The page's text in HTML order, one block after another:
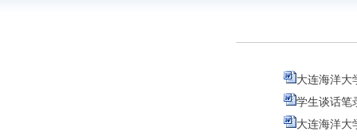
大连海洋大
学生谈话笔
大连海洋大